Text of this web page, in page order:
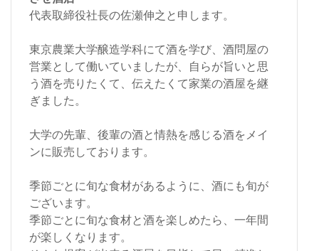
代表取締役社長の佐瀬伸之と申します。
東京農業大学醸造学科にて酒を学び、酒問屋の
営業として働いていましたが、自らが旨いと思
う酒を売りたくて、伝えたくて家業の酒屋を継
ぎました。
大学の先輩、後輩の酒と情熱を感じる酒をメイ
ンに販売しております。
季節ごとに旬な食材があるように、酒にも旬が
ございます。
季節ごとに旬な食材と酒を楽しめたら、一年間
が楽しくなります。